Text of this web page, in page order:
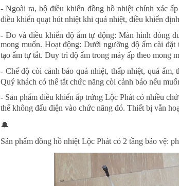
- Ngoài ra, bộ điều khiển đồng hồ nhiệt chính xác
điều khiển quạt hút nhiệt khi quá nhiệt, điều khiển
- Đo và điều khiển độ ẩm tự động: Màn hình dòng
mong muốn. Hoạt động: Dưới ngưỡng độ ẩm cài
tạo ẩm tự tắt. Duy trì độ ẩm trong máy ấp theo mong
- Chế độ còi cảnh báo quá nhiệt, thấp nhiệt, quá
Quý khách có thể tắt chức năng còi cảnh báo nếu
- Sản phẩm điều khiển ấp trứng Lộc Phát có nhiều
thể không đấu điện vào chức năng đó. Thiết bị vẫn
🔔
Sản phẩm đồng hồ nhiệt Lộc Phát có 2 tầng bảo vệ: